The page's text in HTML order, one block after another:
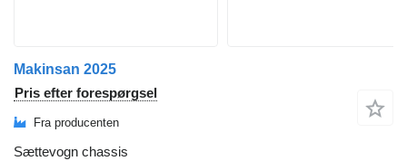
Makinsan 2025
Pris efter forespørgsel
Fra producenten
Sættevogn chassis